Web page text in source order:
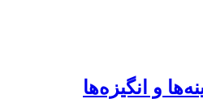
و انگیزه‌ها